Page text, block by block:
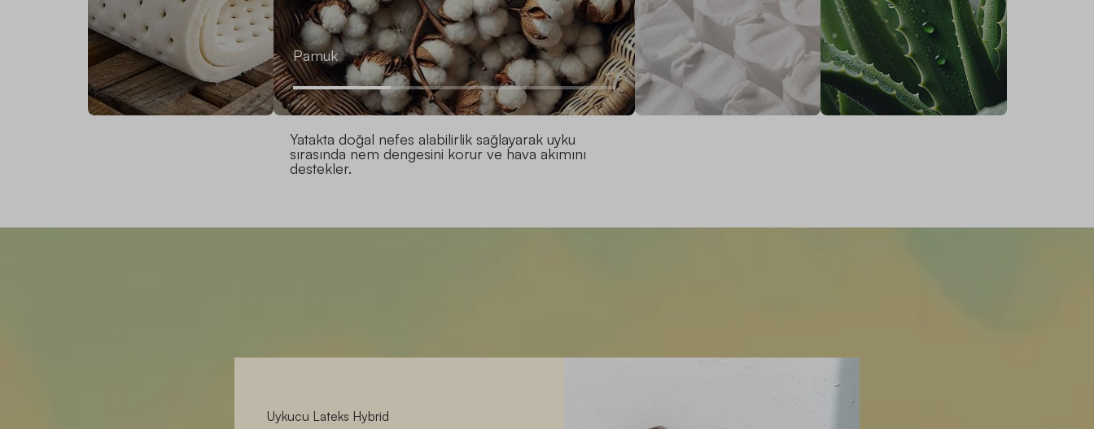
Pamuk
Yatakta doğal nefes alabilirlik sağlayarak uyku
sırasında nem dengesini korur ve hava akımını
destekler.
Uykucu Lateks Hybrid